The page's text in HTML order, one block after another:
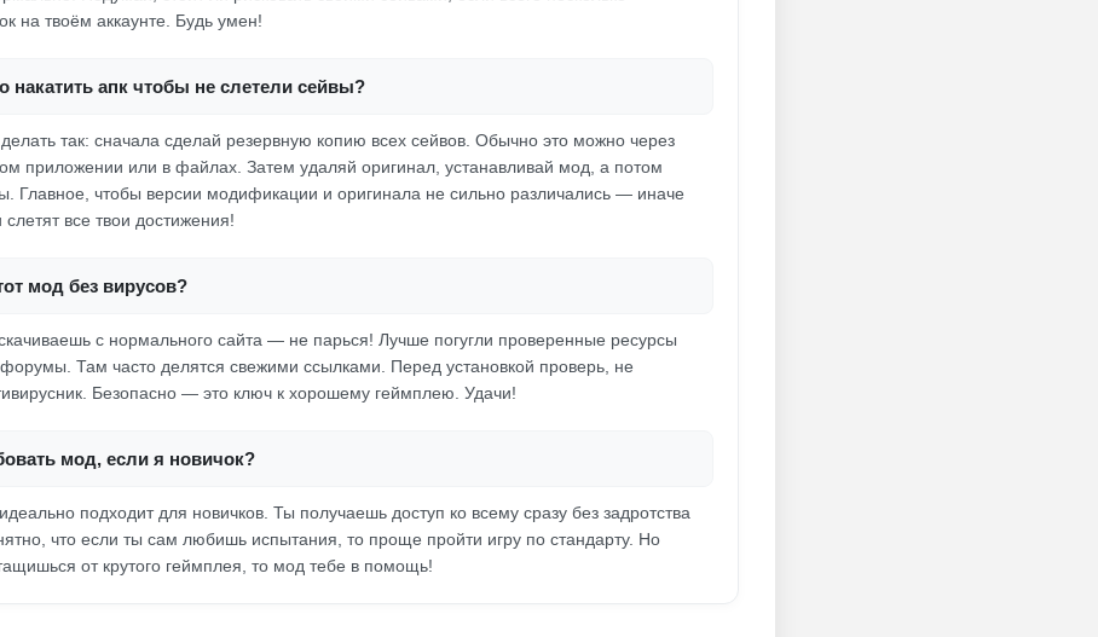
на твоём аккаунте. Будь умен!
накатить апк чтобы не слетели сейвы?
так: сначала сделай резервную копию всех сейвов. Обычно это можно через
приложении или в файлах. Затем удаляй оригинал, устанавливай мод, а потом
Главное, чтобы версии модификации и оригинала не сильно различались — иначе
все твои достижения!
мод без вирусов?
с нормального сайта — не парься! Лучше погугли проверенные ресурсы
Там часто делятся свежими ссылками. Перед установкой проверь, не
Безопасно — это ключ к хорошему геймплею. Удачи!
мод, если я новичок?
подходит для новичков. Ты получаешь доступ ко всему сразу без задротства
что если ты сам любишь испытания, то проще пройти игру по стандарту. Но
от крутого геймплея, то мод тебе в помощь!